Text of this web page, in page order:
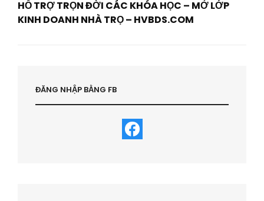
HỖ TRỢ TRỌN ĐỜI CÁC KHÓA HỌC – MỞ LỚP
KINH DOANH NHÀ TRỌ – HVBDS.COM
ĐĂNG NHẬP BẰNG FB